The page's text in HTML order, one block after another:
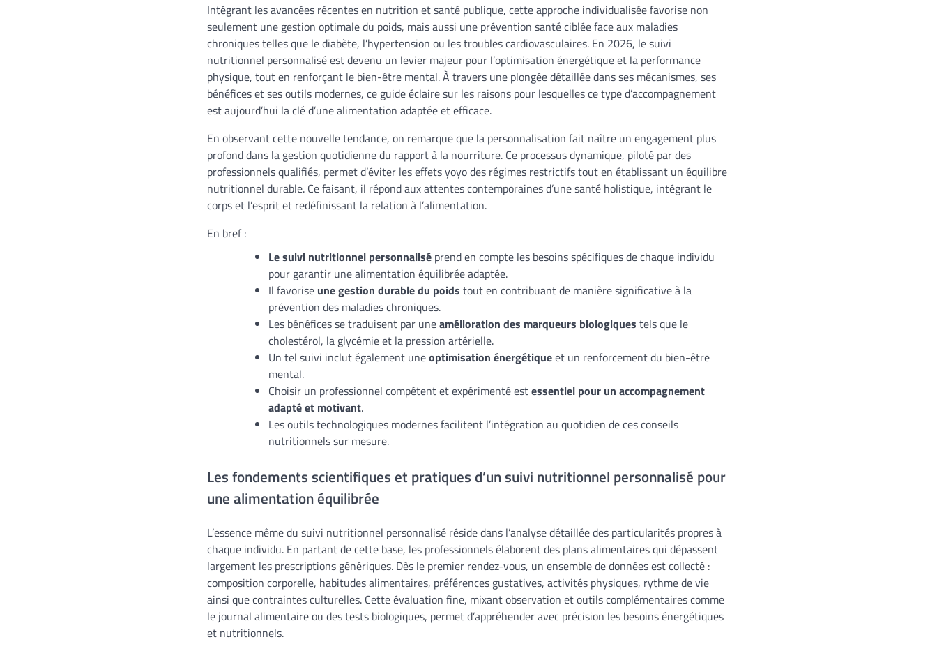
Intégrant les avancées récentes en nutrition et santé publique, cette approche individualisée favorise non
seulement une gestion optimale du poids, mais aussi une prévention santé ciblée face aux maladies
chroniques telles que le diabète, l’hypertension ou les troubles cardiovasculaires. En 2026, le suivi
nutritionnel personnalisé est devenu un levier majeur pour l’optimisation énergétique et la performance
physique, tout en renforçant le bien-être mental. À travers une plongée détaillée dans ses mécanismes, ses
bénéfices et ses outils modernes, ce guide éclaire sur les raisons pour lesquelles ce type d’accompagnement
est aujourd’hui la clé d’une alimentation adaptée et efficace.
En observant cette nouvelle tendance, on remarque que la personnalisation fait naître un engagement plus
profond dans la gestion quotidienne du rapport à la nourriture. Ce processus dynamique, piloté par des
professionnels qualifiés, permet d’éviter les effets yoyo des régimes restrictifs tout en établissant un équilibre
nutritionnel durable. Ce faisant, il répond aux attentes contemporaines d’une santé holistique, intégrant le
corps et l’esprit et redéfinissant la relation à l’alimentation.
En bref :
Le suivi nutritionnel personnalisé prend en compte les besoins spécifiques de chaque individu
pour garantir une alimentation équilibrée adaptée.
Il favorise une gestion durable du poids tout en contribuant de manière significative à la
prévention des maladies chroniques.
Les bénéfices se traduisent par uneamélioration des marqueurs biologiques tels que le
cholestérol, la glycémie et la pression artérielle.
Un tel suivi inclut également uneoptimisation énergétiqueet un renforcement du bien-être
mental.
Choisir un professionnel compétent et expérimenté estessentiel pour un accompagnement
adapté et motivant.
Les outils technologiques modernes facilitent l’intégration au quotidien de ces conseils
nutritionnels sur mesure.
Les fondements scientifiques et pratiques d’un suivi nutritionnel personnalisé pour
une alimentation équilibrée
L’essence même du suivi nutritionnel personnalisé réside dans l’analyse détaillée des particularités propres à
chaque individu. En partant de cette base, les professionnels élaborent des plans alimentaires qui dépassent
largement les prescriptions génériques. Dès le premier rendez-vous, un ensemble de données est collecté :
composition corporelle, habitudes alimentaires, préférences gustatives, activités physiques, rythme de vie
ainsi que contraintes culturelles. Cette évaluation fine, mixant observation et outils complémentaires comme
le journal alimentaire ou des tests biologiques, permet d’appréhender avec précision les besoins énergétiques
et nutritionnels.